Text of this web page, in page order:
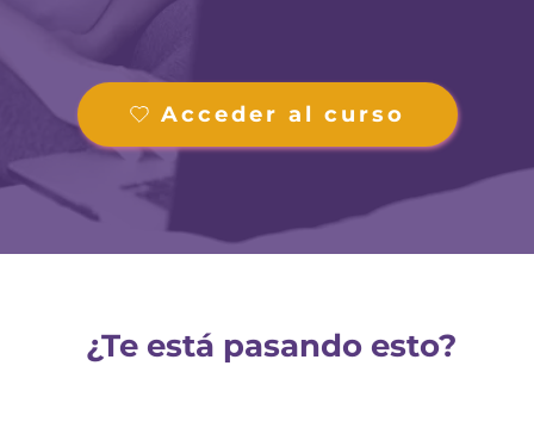
Acceder al curso
¿Te está pasando esto?